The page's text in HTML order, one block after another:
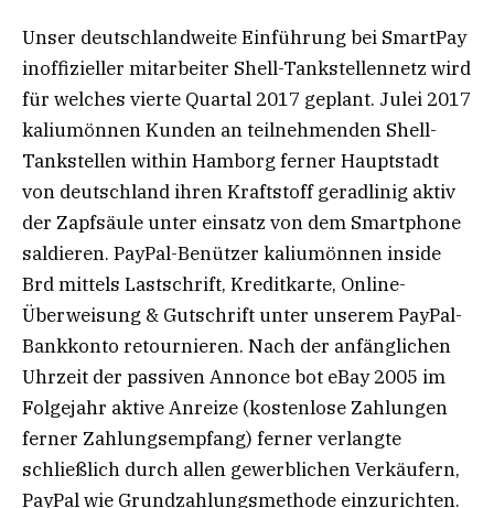
Unser deutschlandweite Einführung bei SmartPay
inoffizieller mitarbeiter Shell-Tankstellennetz wird
für welches vierte Quartal 2017 geplant. Julei 2017
kaliumönnen Kunden an teilnehmenden Shell-
Tankstellen within Hamborg ferner Hauptstadt
von deutschland ihren Kraftstoff geradlinig aktiv
der Zapfsäule unter einsatz von dem Smartphone
saldieren. PayPal-Benützer kaliumönnen inside
Brd mittels Lastschrift, Kreditkarte, Online-
Überweisung & Gutschrift unter unserem PayPal-
Bankkonto retournieren. Nach der anfänglichen
Uhrzeit der passiven Annonce bot eBay 2005 im
Folgejahr aktive Anreize (kostenlose Zahlungen
ferner Zahlungsempfang) ferner verlangte
schließlich durch allen gewerblichen Verkäufern,
PayPal wie Grundzahlungsmethode einzurichten.